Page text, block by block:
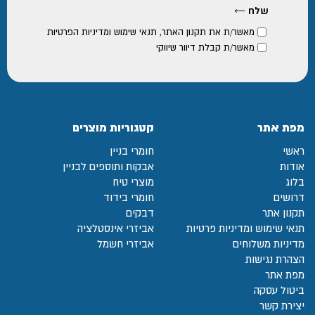
מאשר/ת את תקנון האתר, תנאי שימוש ומדיניות הפרטיות
מאשר/ת קבלת דיוור שיווקי
מפת אתר
ראשי
אודות
בלוג
דרושים
תקנון אתר
תנאי שימוש ומדיניות פרטיות
מדיניות משלוחים
הצהרת נגישות
מפת אתר
ביטול עסקה
יצירת קשר
קטגוריות מוצרים
חומרי בניין
אבקות ותוספים לבניין
מוצרי טיח
חומרי בידוד
דבקים
אביזרי אינסטלציה
אביזרי חשמל